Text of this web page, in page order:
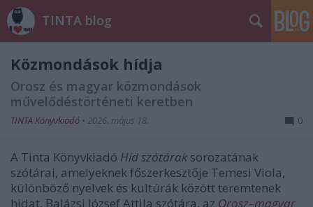
TINTA blog
Közmondások hídja
Orosz és magyar közmondások
művelődéstörténeti keretben
TINTA Könyvkiadó • 2026. május 18. 0
A Tinta Könyvkiadó Híd szótárak sorozatának
szótárai, amelyeknek főszerkesztője Temesi Viola,
különböző nyelvek és kultúrák között teremtenek
hidat. Balázsi József Attila szótára, az Orosz–magyar